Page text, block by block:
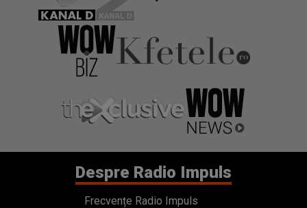
Despre Radio Impuls
Frecvențe Radio Impuls